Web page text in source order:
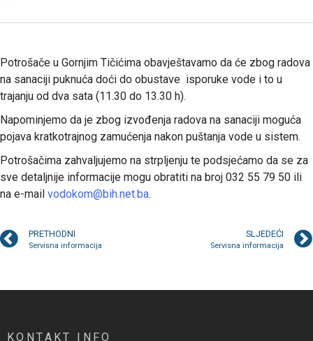
Potrošače u Gornjim Tičićima obavještavamo da će zbog radova
na sanaciji puknuća doći do obustave isporuke vode i to u
trajanju od dva sata (11.30 do 13.30 h).
Napominjemo da je zbog izvođenja radova na sanaciji moguća
pojava kratkotrajnog zamućenja nakon puštanja vode u sistem.
Potrošačima zahvaljujemo na strpljenju te podsjećamo da se za
sve detaljnije informacije mogu obratiti na broj 032 55 79 50 ili
na e-mail vodokom@bih.net.ba.
PRETHODNI
Servisna informacija
SLJEDEĆI
Servisna informacija
KONTAKT INFO